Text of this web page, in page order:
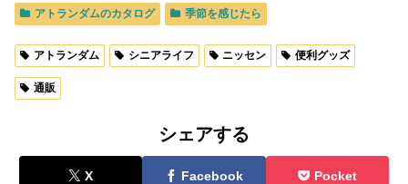
アトランダムのカタログ 季節を感じたら
アトランダム シニアライフ ニッセン 便利グッズ
通販
シェアする
X Facebook Pocket